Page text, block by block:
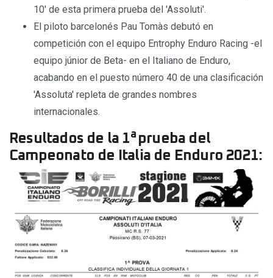
10' de esta primera prueba del 'Assoluti'.
El piloto barcelonés Pau Tomàs debutó en
competición con el equipo Entrophy Enduro Racing -el
equipo júnior de Beta- en el Italiano de Enduro,
acabando en el puesto número 40 de una clasificación
'Assoluta' repleta de grandes nombres
internacionales.
Resultados de la 1a prueba del
Campeonato de Italia de Enduro 2021: